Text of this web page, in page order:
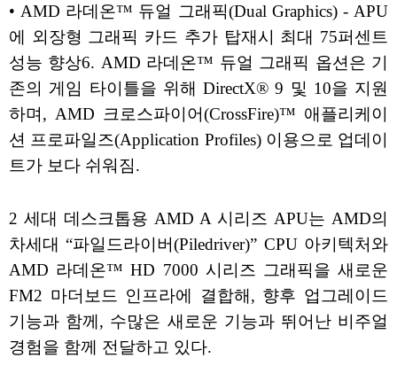
• AMD 라데온™ 듀얼 그래픽(Dual Graphics) - APU
에 외장형 그래픽 카드 추가 탑재시 최대 75퍼센트
성능 향상6. AMD 라데온™ 듀얼 그래픽 옵션은 기
존의 게임 타이틀을 위해 DirectX® 9 및 10을 지원
하며, AMD 크로스파이어(CrossFire)™ 애플리케이
션 프로파일즈(Application Profiles) 이용으로 업데이
트가 보다 쉬워짐.
2 세대 데스크톱용 AMD A 시리즈 APU는 AMD의
차세대 “파일드라이버(Piledriver)” CPU 아키텍처와
AMD 라데온™ HD 7000 시리즈 그래픽을 새로운
FM2 마더보드 인프라에 결합해, 향후 업그레이드
기능과 함께, 수많은 새로운 기능과 뛰어난 비주얼
경험을 함께 전달하고 있다.